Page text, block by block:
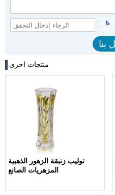
منتجات اخرى
توليب زنبقة الزهور الذهبية
المزهريات الصانع